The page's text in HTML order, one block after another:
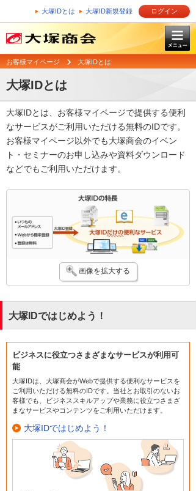
大塚IDとは 大塚ID新規登録 ログイン
お客様マイページ 大塚IDとは
大塚IDとは
大塚IDとは、お客様マイページで提供する便利
なサービスがご利用いただける無料のIDです。
お客様マイページ以外でも大塚商会のイベン
ト・セミナーのお申し込みや資料ダウンロード
などでもご利用いただけます。
画像を拡大する
大塚IDではじめよう！
ビジネスに役立つさまざまなサービスが利用可
能
大塚IDは、大塚商会がWebで提供する便利なサービスを
ご利用いただける無料のIDです。当社とお取引のないお
客様でも、ビジネススキルアップや業務に役立つさまざ
まなサービスやコンテンツをご利用いただけます。
大塚IDではじめよう！